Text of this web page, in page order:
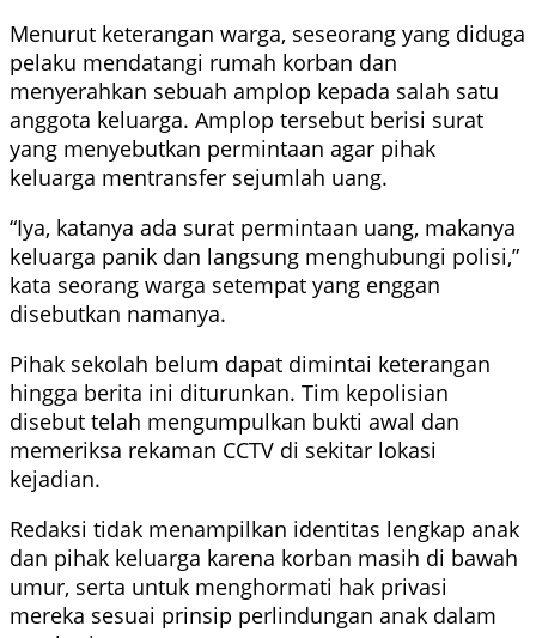
Menurut keterangan warga, seseorang yang diduga
pelaku mendatangi rumah korban dan
menyerahkan sebuah amplop kepada salah satu
anggota keluarga. Amplop tersebut berisi surat
yang menyebutkan permintaan agar pihak
keluarga mentransfer sejumlah uang.
“Iya, katanya ada surat permintaan uang, makanya
keluarga panik dan langsung menghubungi polisi,”
kata seorang warga setempat yang enggan
disebutkan namanya.
Pihak sekolah belum dapat dimintai keterangan
hingga berita ini diturunkan. Tim kepolisian
disebut telah mengumpulkan bukti awal dan
memeriksa rekaman CCTV di sekitar lokasi
kejadian.
Redaksi tidak menampilkan identitas lengkap anak
dan pihak keluarga karena korban masih di bawah
umur, serta untuk menghormati hak privasi
mereka sesuai prinsip perlindungan anak dalam